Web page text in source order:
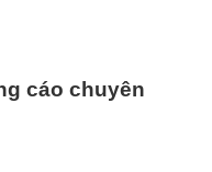
cáo chuyên